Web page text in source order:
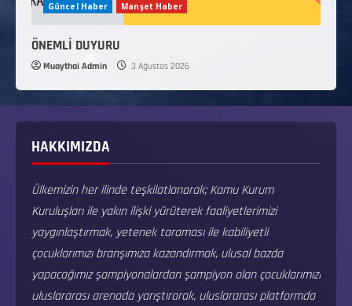
Güncel Haber Manşet Haber
ÖNEMLİ DUYURU
Muaythai Admin 3 Ağustos 2026
HAKKIMIZDA
Ülkemizin her ilinde teşkilatlanarak; Kamu Kurum
Kuruluşları ile yakın ilişki yürüterek faaliyetlerimizi
yaygınlaştırmak, yetenek taraması ile kabiliyetli
çocuklarımızı branşımıza kazandırmak, ulusal bazda
yapacağımız şampiyonalardan şampiyon olan çocuklarımızı
uluslararası arenada yarıştırarak, uluslararası platformda